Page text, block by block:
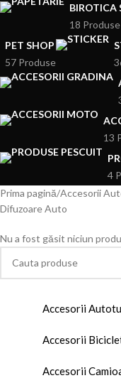
BIROTICA
18 Produse
PET SHOP
57 Produse
13
4
Accesorii
Accesorii
Accesorii
Prima pagină Accesorii
Difuzoare Auto
Nu a fost găsit niciun